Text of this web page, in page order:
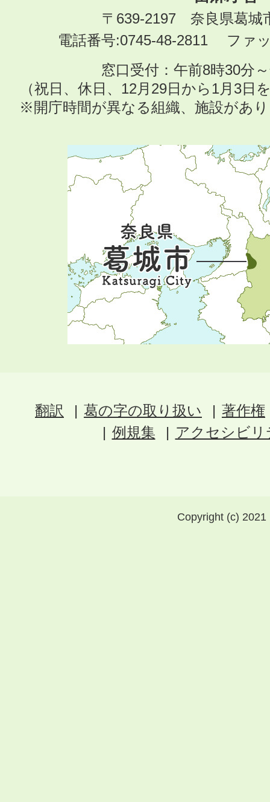
〒639-2197 奈良県葛城
電話番号:0745-48-2811 ファ
窓口受付：午前8時30分
（祝日、休日、12月29日から1月3日
※開庁時間が異なる組織、施設があ
翻訳 葛の字の取り扱い
著作権
例規集
アクセシビ
Copyright (c)